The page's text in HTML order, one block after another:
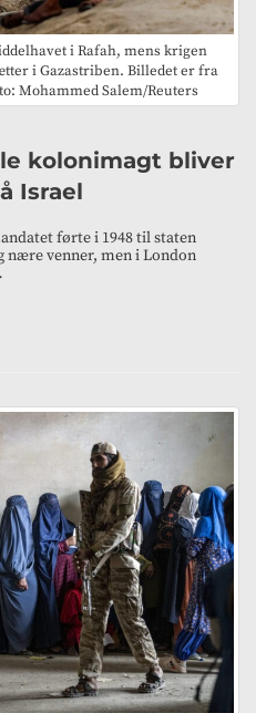
i Rafah, mens krigen
i Gazastriben. Billedet er fra
Mohammed Salem/Reuters
kolonimagt bliver
Israel
førte i 1948 til staten
nære venner, men i London